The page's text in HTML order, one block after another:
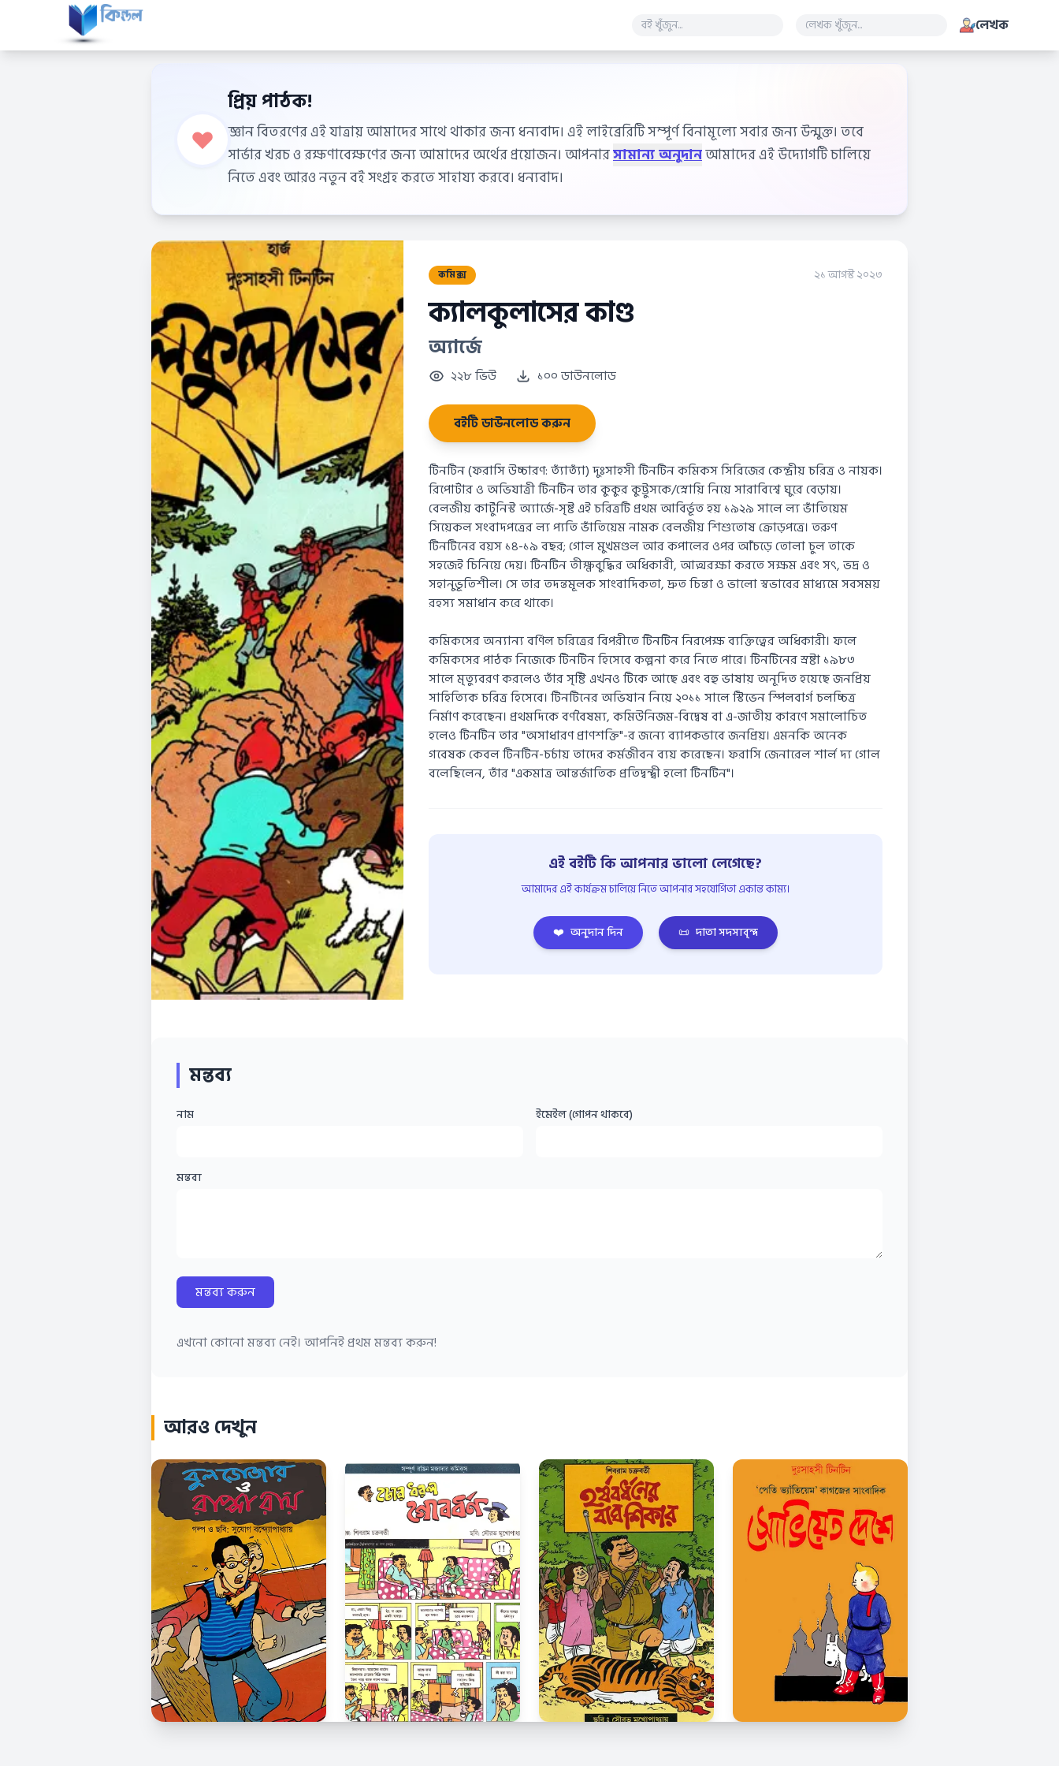
লেখক
প্রিয় পাঠক!
জ্ঞান বিতরণের এই যাত্রায় আমাদের সাথে থাকার জন্য ধন্যবাদ। এই লাইব্রেরিটি সম্পূর্ণ বিনামূল্যে সবার জন্য উন্মুক্ত। তবে
সার্ভার খরচ ও রক্ষণাবেক্ষণের জন্য আমাদের অর্থের প্রয়োজন। আপনার
সামান্য অনুদানআমাদের এই উদ্যোগটি চালিয়ে
নিতে এবং আরও নতুন বই সংগ্রহ করতে সাহায্য করবে। ধন্যবাদ।
কমিক্স ২১ আগস্ট ২০২৩
ক্যালকুলাসের কাণ্ড
অ্যার্জে
২২৮ ভিউ ১০০ ডাউনলোড
বইটি ডাউনলোড করুন
টিনটিন (ফরাসি উচ্চারণ: ত্যাঁত্যাঁ) দুঃসাহসী টিনটিন কমিকস সিরিজের কেন্দ্রীয় চরিত্র ও নায়ক।
রিপোর্টার ও অভিযাত্রী টিনটিন তার কুকুর কুট্টুসকে/স্নোয়ি নিয়ে সারাবিশ্বে ঘুরে বেড়ায়।
বেলজীয় কার্টুনিস্ট অ্যার্জে-সৃষ্ট এই চরিত্রটি প্রথম আবির্ভূত হয় ১৯২৯ সালে ল্য ভাঁতিয়েম
সিয়েকল সংবাদপত্রের ল্য প্যতি ভাঁতিয়েম নামক বেলজীয় শিশুতোষ ক্রোড়পত্রে। তরুণ
টিনটিনের বয়স ১৪-১৯ বছর; গোল মুখমণ্ডল আর কপালের ওপর আঁচড়ে তোলা চুল তাকে
সহজেই চিনিয়ে দেয়। টিনটিন তীক্ষ্ণবুদ্ধির অধিকারী, আত্মরক্ষা করতে সক্ষম এবং সৎ, ভদ্র ও
সহানুভূতিশীল। সে তার তদন্তমূলক সাংবাদিকতা, দ্রুত চিন্তা ও ভালো স্বভাবের মাধ্যমে সবসময়
রহস্য সমাধান করে থাকে।
কমিকসের অন্যান্য বর্ণিল চরিত্রের বিপরীতে টিনটিন নিরপেক্ষ ব্যক্তিত্বের অধিকারী। ফলে
কমিকসের পাঠক নিজেকে টিনটিন হিসেবে কল্পনা করে নিতে পারে। টিনটিনের স্রষ্টা ১৯৮৩
সালে মৃত্যুবরণ করলেও তাঁর সৃষ্টি এখনও টিকে আছে এবং বহু ভাষায় অনূদিত হয়েছে জনপ্রিয়
সাহিত্যিক চরিত্র হিসেবে। টিনটিনের অভিযান নিয়ে ২০১১ সালে স্টিভেন স্পিলবার্গ চলচ্চিত্র
নির্মাণ করেছেন। প্রথমদিকে বর্ণবৈষম্য, কমিউনিজম-বিদ্বেষ বা এ-জাতীয় কারণে সমালোচিত
হলেও টিনটিন তার "অসাধারণ প্রাণশক্তি"-র জন্যে ব্যাপকভাবে জনপ্রিয়। এমনকি অনেক
গবেষক কেবল টিনটিন-চর্চায় তাদের কর্মজীবন ব্যয় করেছেন। ফরাসি জেনারেল শার্ল দ্য গোল
বলেছিলেন, তাঁর "একমাত্র আন্তর্জাতিক প্রতিদ্বন্দ্বী হলো টিনটিন"।
এই বইটি কি আপনার ভালো লেগেছে?
আমাদের এই কার্যক্রম চালিয়ে নিতে আপনার সহযোগিতা একান্ত কাম্য।
❤️ অনুদান দিন 📜 দাতা সদস্যবৃন্দ
মন্তব্য
নাম ইমেইল (গোপন থাকবে)
মন্তব্য
মন্তব্য করুন
এখনো কোনো মন্তব্য নেই। আপনিই প্রথম মন্তব্য করুন!
আরও দেখুন